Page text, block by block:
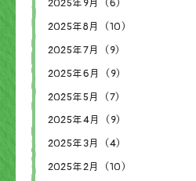
2025年9月（6）
2025年8月（10）
2025年7月（9）
2025年6月（9）
2025年5月（7）
2025年4月（9）
2025年3月（4）
2025年2月（10）